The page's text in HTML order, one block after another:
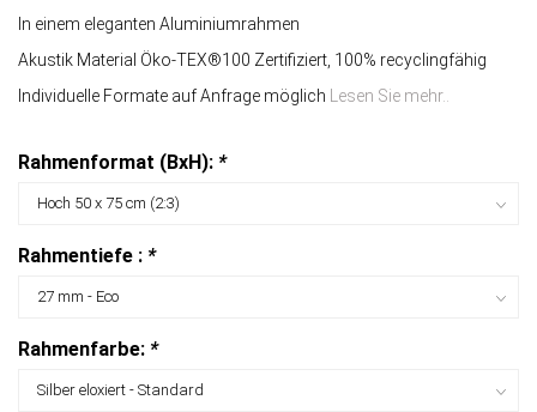
In einem eleganten Aluminiumrahmen
Akustik Material Öko-TEX®100 Zertifiziert, 100% recyclingfähig
Individuelle Formate auf Anfrage möglich Lesen Sie mehr..
Rahmenformat (BxH): *
Rahmentiefe : *
Rahmenfarbe: *